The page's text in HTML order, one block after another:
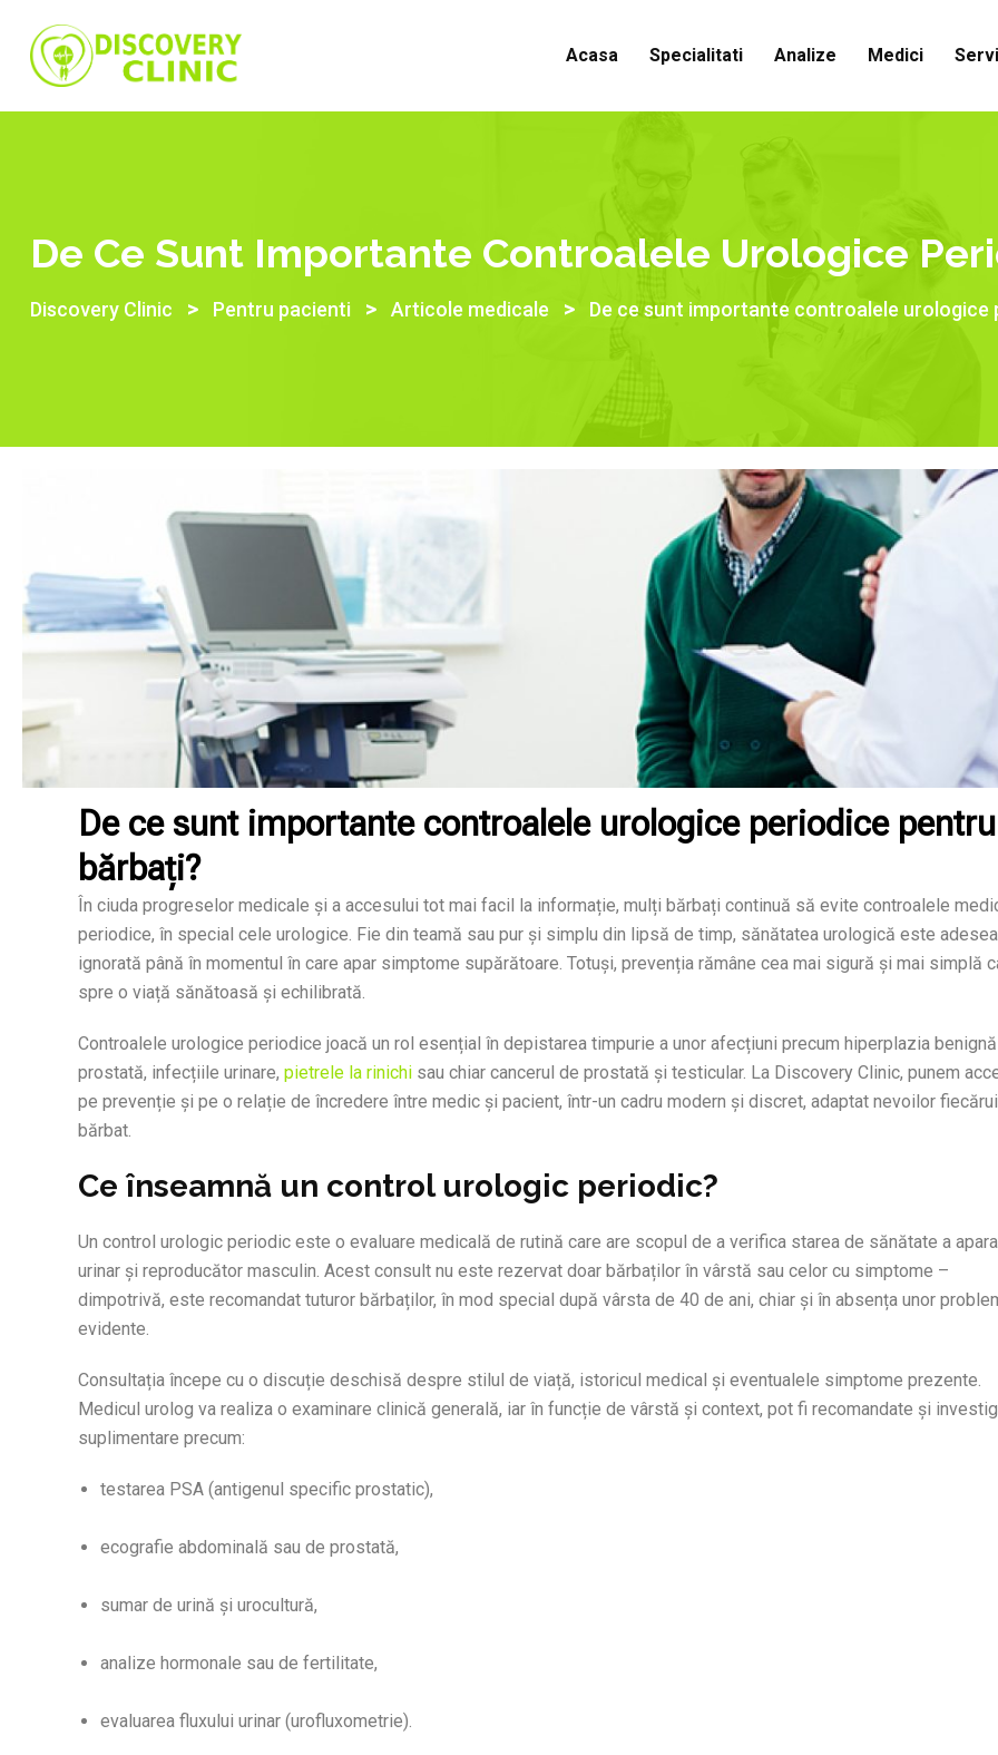
Acasa Specialitati Analize Medici
De Ce Sunt Importante Controalele Urologice
Discovery Clinic > Pentru pacienti > Articole medicale > De ce sunt importante controalele urologice
De ce sunt importante controalele urologice periodice pentru
bărbați?
În ciuda progreselor medicale și a accesului tot mai facil la informație, mulți bărbați continuă să evite controalele
periodice, în special cele urologice. Fie din teamă sau pur și simplu din lipsă de timp, sănătatea urologică este adesea
ignorată până în momentul în care apar simptome supărătoare. Totuși, prevenția rămâne cea mai sigură și mai simplă
spre o viață sănătoasă și echilibrată.
Controalele urologice periodice joacă un rol esențial în depistarea timpurie a unor afecțiuni precum hiperplazia
prostată, infecțiile urinare, pietrele la rinichi sau chiar cancerul de prostată și testicular. La Discovery Clinic, punem
pe prevenție și pe o relație de încredere între medic și pacient, într-un cadru modern și discret, adaptat nevoilor fiecărui
bărbat.
Ce înseamnă un control urologic periodic?
Un control urologic periodic este o evaluare medicală de rutină care are scopul de a verifica starea de sănătate a
urinar și reproducător masculin. Acest consult nu este rezervat doar bărbaților în vârstă sau celor cu simptome –
dimpotrivă, este recomandat tuturor bărbaților, în mod special după vârsta de 40 de ani, chiar și în absența unor
evidente.
Consultația începe cu o discuție deschisă despre stilul de viață, istoricul medical și eventualele simptome prezente.
Medicul urolog va realiza o examinare clinică generală, iar în funcție de vârstă și context, pot fi recomandate și
suplimentare precum:
testarea PSA (antigenul specific prostatic),
ecografie abdominală sau de prostată,
sumar de urină și urocultură,
analize hormonale sau de fertilitate,
evaluarea fluxului urinar (urofluxometrie).